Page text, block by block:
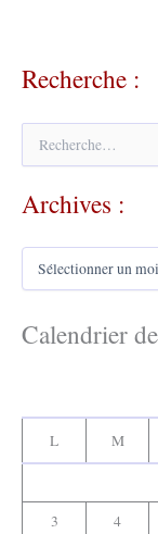
Recherche :
h
e
h
r
Archives :
A
h
iCalendrier
L M
3
4